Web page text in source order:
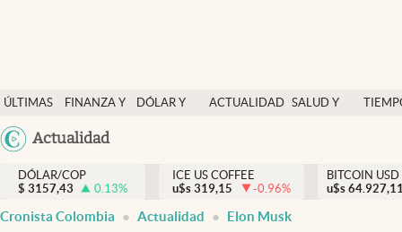
ÚLTIMAS
NOTICIAS
FINANZA Y
DÓLAR Y
ACTUALIDAD SALUD Y
México
Actualidad
Salud y nutrición
Vida espiritual
Actualidad
DÓLAR/COP
$ 3157,43 0.13%
ICE US COFFEE
u$s 319,15 -0.96%
BITCOIN USD
u$s
Cronista Colombia Actualidad Elon Musk